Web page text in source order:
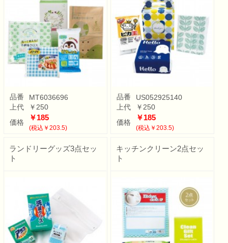
品番
MT6036696
上代
￥250
価格
￥185
(税込￥203.5)
品番
US052925140
上代
￥250
価格
￥185
(税込￥203.5)
ランドリーグッズ3点セッ
ト
キッチンクリーン2点セッ
ト